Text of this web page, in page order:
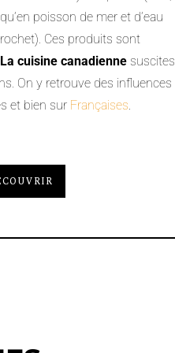
poisson de mer et d’eau
Ces produits sont
La cuisine canadienne suscites
On y retrouve des influences
et bien sur Françaises.